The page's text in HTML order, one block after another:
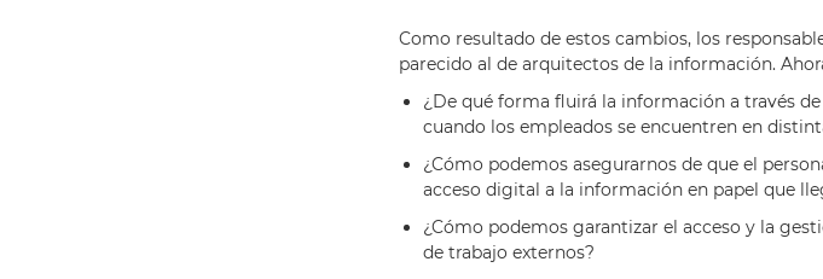
Como resultado de estos cambios, los
parecido al de arquitectos de la información.
¿De qué forma fluirá la información a través
cuando los empleados se encuentren en
¿Cómo podemos asegurarnos de que el
acceso digital a la información en papel que
¿Cómo podemos garantizar el acceso y la
de trabajo externos?